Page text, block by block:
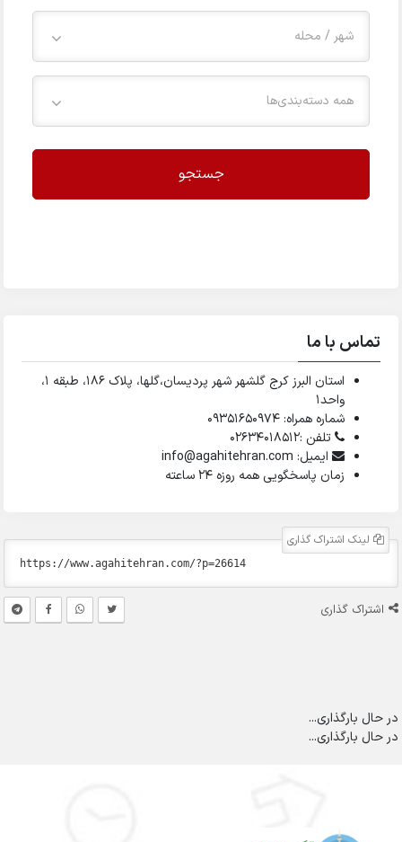
شهر / محله
همه دسته‌بندی‌ها
جستجو
تماس با ما
استان البرز کرج گلشهر شهر پردیسان،گلها، پلاک ۱۸۶، طبقه ۱،
واحد1
شماره همراه: 09351650974
تلفن :02634018512
ایمیل: info@agahitehran.com
زمان پاسخگویی همه روزه 24 ساعته
لینک اشتراک گذاری
اشتراک گذاری
در حال بارگذاری...
در حال بارگذاری...